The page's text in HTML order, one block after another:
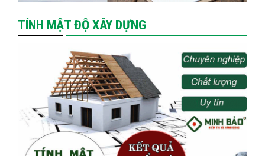
TÍNH MẬT ĐỘ XÂY DỰNG